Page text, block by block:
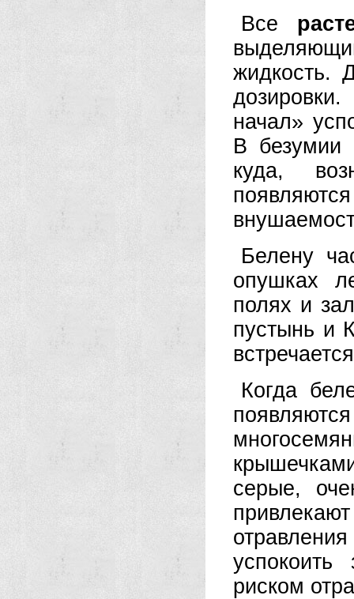
Все
жидкость.
начал»
В безумии
куда,
Белену
опушках
полях и
пустынь и
Когда
серые,
риском